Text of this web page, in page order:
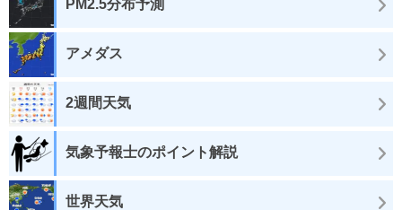
PM2.5分布予測
アメダス
2週間天気
気象予報士のポイント解説
世界天気